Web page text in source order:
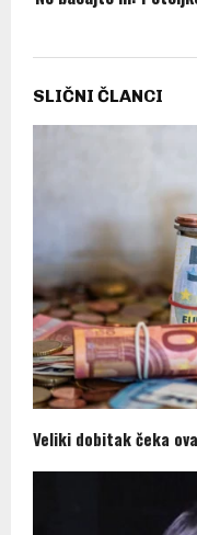
SLIČNI ČLANCI
Veliki dobitak čeka